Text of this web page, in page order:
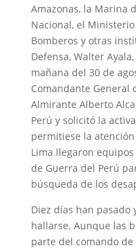
Amazonas, la Marina
Nacional, el
Bomberos y otras
Defensa, Walter
mañana del 30 de
Comandante General
Almirante Alberto
Perú y solicitó la
permitiese la
Lima llegaron
de Guerra del Perú
búsqueda de los
Diez días han pasado
hallarse. Aunque las
parte del comando